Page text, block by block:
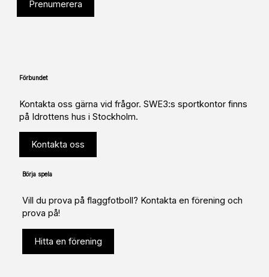
Förbundet
Kontakta oss gärna vid frågor. SWE3:s sportkontor finns
på Idrottens hus i Stockholm.
Kontakta oss
Börja spela
Vill du prova på flaggfotboll? Kontakta en förening och
prova på!
Hitta en förening